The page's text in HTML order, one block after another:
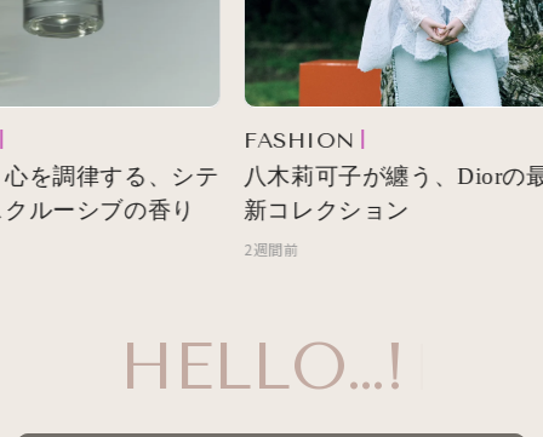
HELLO…!
調律する、シテ
ルーシブの香り
FASHION
八木莉可子が纏う、Diorの最
新コレクション
2週間前